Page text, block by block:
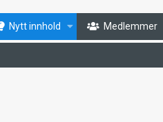
Nytt innhold Medlemmer